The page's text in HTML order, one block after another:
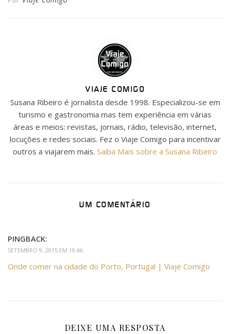
VIAJE COMIGO
Susana Ribeiro é jornalista desde 1998. Especializou-se em
turismo e gastronomia mas tem experiência em várias
áreas e meios: revistas, jornais, rádio, televisão, internet,
locuções e redes sociais. Fez o Viaje Comigo para incentivar
outros a viajarem mais. Saiba Mais sobre a Susana Ribeiro
UM COMENTÁRIO
PINGBACK:
SETEMBRO 9, 2015 EM 19:46
Onde comer na cidade do Porto, Portugal | Viaje Comigo
DEIXE UMA RESPOSTA